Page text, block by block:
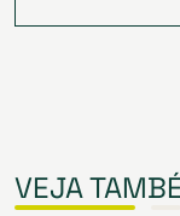
VEJA